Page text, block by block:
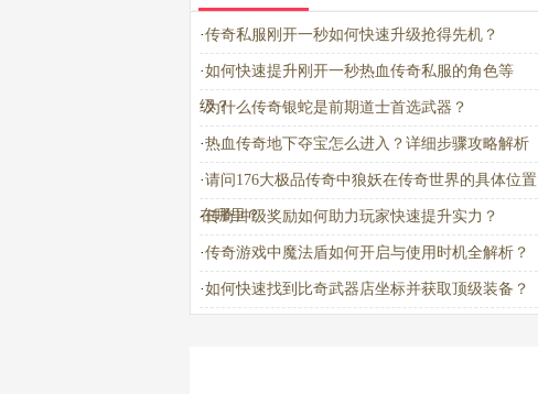
·传奇私服刚开一秒如何快速升级抢得先机？
·如何快速提升刚开一秒热血传奇私服的角色等
级？
·为什么传奇银蛇是前期道士首选武器？
·热血传奇地下夺宝怎么进入？详细步骤攻略解析
·请问176大极品传奇中狼妖在传奇世界的具体位置
在哪里？
·传奇冲级奖励如何助力玩家快速提升实力？
·传奇游戏中魔法盾如何开启与使用时机全解析？
·如何快速找到比奇武器店坐标并获取顶级装备？